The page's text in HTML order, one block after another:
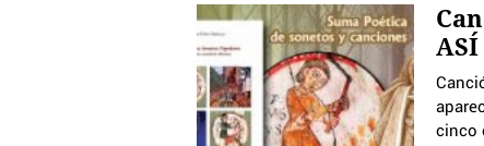
ASÍ
cinco